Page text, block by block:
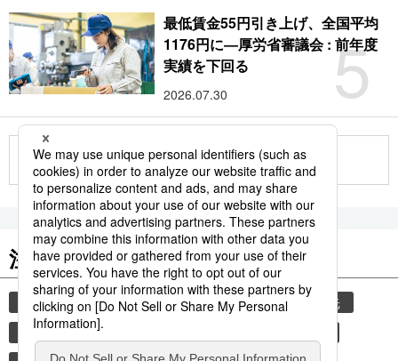
5
最低賃金55円引き上げ、全国平均
1176円に―厚労省審議会 : 前年度
実績を下回る
2026.07.30
もっと見る
注目のキーワード
共同通信ニュース 気象・災害 災害
観光
気象庁
津波